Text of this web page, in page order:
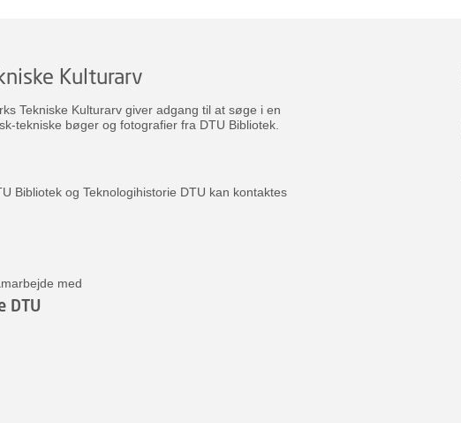
Kulturarv
Tekniske Kulturarv giver adgang til at søge i en
tekniske bøger og fotografier fra DTU Bibliotek.
Bibliotek og Teknologihistorie DTU kan kontaktes
med
DTU